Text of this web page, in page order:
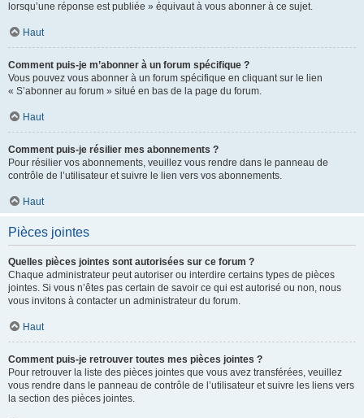
lorsqu’une réponse est publiée » équivaut à vous abonner à ce sujet.
Haut
Comment puis-je m’abonner à un forum spécifique ?
Vous pouvez vous abonner à un forum spécifique en cliquant sur le lien
« S’abonner au forum » situé en bas de la page du forum.
Haut
Comment puis-je résilier mes abonnements ?
Pour résilier vos abonnements, veuillez vous rendre dans le panneau de
contrôle de l’utilisateur et suivre le lien vers vos abonnements.
Haut
Pièces jointes
Quelles pièces jointes sont autorisées sur ce forum ?
Chaque administrateur peut autoriser ou interdire certains types de pièces
jointes. Si vous n’êtes pas certain de savoir ce qui est autorisé ou non, nous
vous invitons à contacter un administrateur du forum.
Haut
Comment puis-je retrouver toutes mes pièces jointes ?
Pour retrouver la liste des pièces jointes que vous avez transférées, veuillez
vous rendre dans le panneau de contrôle de l’utilisateur et suivre les liens vers
la section des pièces jointes.